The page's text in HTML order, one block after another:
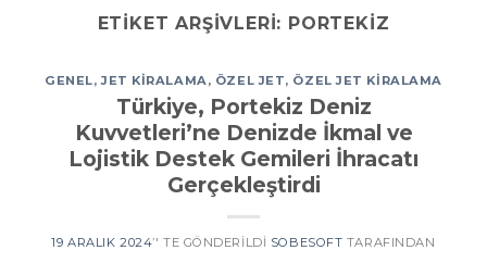
ETIKET ARŞIVLERI: PORTEKIZ
GENEL,JET KIRALAMA, ÖZEL JET, ÖZEL JET KIRALAMA
Türkiye, Portekiz Deniz
Kuvvetleri’ne Denizde İkmal ve
Lojistik Destek Gemileri İhracatı
Gerçekleştirdi
19 ARALIK 2024’' TE GÖNDERILDI SOBESOFT TARAFINDAN